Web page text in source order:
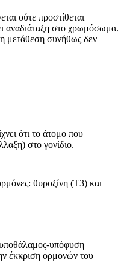
ούτε προστίθεται
αναδιάταξη στο χρωμόσωμα.
μετάθεση συνήθως δεν
ότι το άτομο που
στο γονίδιο.
θυροξίνη (Τ3) και
υπόφυση
έκκριση ορμονών του